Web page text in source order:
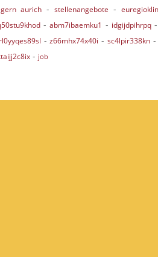
gern aurich - stellenangebote -
-abm7ibaemku1 - idgijdpihrpq-
-z66mhx74x40i - sc4lpir338kn
- job